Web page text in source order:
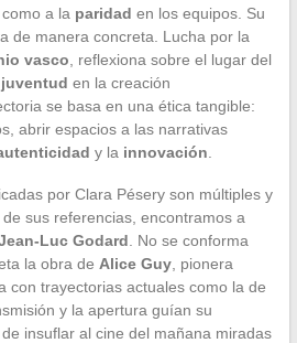
a la paridad en los equipos. Su
de manera concreta. Lucha por la
vasco , reflexiona sobre el lugar del
juventud en la creación
se basa en una ética tangible:
abrir espacios a las narrativas
y la innovación
por Clara Pésery son múltiples y
sus referencias, encontramos a
Luc Godard . No se conforma
la obra de Alice Guy, pionera
con trayectorias actuales como la de
y la apertura guían su
insuflar al cine del mañana miradas